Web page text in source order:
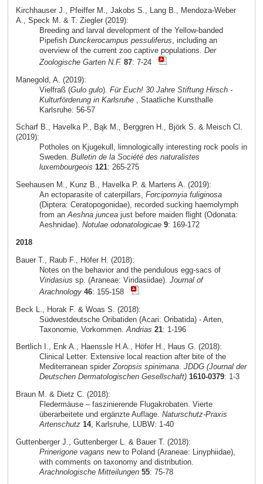
Kirchhauser J., Pfeiffer M., Jakobs S., Lang B., Mendoza-Weber
A., Speck M. & T. Ziegler (2019):
Breeding and larval development of the Yellow-banded
Pipefish Dunckerocampus pessuliferus , including an
overview of the current zoo captive populations. Der
Zoologische Garten N.F. 87: 7-24
Manegold, A. (2019):
Vielfraß (Gulo gulo). Für Euch! 30 Jahre Stiftung Hirsch -
Kulturförderung in Karlsruhe, Staatliche Kunsthalle
Karlsruhe: 56-57
Scharf B., Havelka P., Bąk M., Berggren H., Björk S. & Meisch Cl.
(2019):
Potholes on Kjugekull, limnologically interesting rock pools in
Sweden. Bulletin de la Société des naturalistes
luxembourgeois 121: 265-275
Seehausen M., Kunz B., Havelka P. & Martens A. (2019):
An ectoparasite of caterpillars, Forcipomyia fuliginosa
(Diptera: Ceratopogonidae), recorded sucking haemolymph
from anAeshna junceajust before maiden flight (Odonata:
Aeshnidae). Notulae odonatologicae 9: 169-172
2018
Bauer T., Raub F., Höfer H. (2018):
Notes on the behavior and the pendulous egg-sacs of
Viridasius sp. (Araneae: Viridasiidae). Journal of
Arachnology 46: 155-158
Beck L., Horak F. & Woas S. (2018):
Südwestdeutsche Oribatiden (Acari: Oribatida) - Arten,
Taxonomie, Vorkommen. Andrias 21: 1-196
Bertlich I., Enk A., Haenssle H.A., Höfer H., Haus G. (2018):
Clinical Letter: Extensive local reaction after bite of the
Mediterranean spiderZoropsis spinimana. JDDG (Journal der
Deutschen Dermatologischen Gesellschaft) 1610-0379: 1-3
Braun M. & Dietz C. (2018):
Fledermäuse – faszinierende Flugakrobaten. Vierte
überarbeitete und ergänzte Auflage. Naturschutz-Praxis
Artenschutz 14, Karlsruhe, LUBW: 1-40
Guttenberger J., Guttenberger L. & Bauer T. (2018):
Prinerigone vagans new to Poland (Araneae: Linyphiidae),
with comments on taxonomy and distribution.
Arachnologische Mitteilungen 55: 75-78